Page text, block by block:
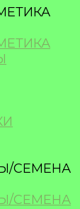
СЕМЕНА
СЕМЕНА